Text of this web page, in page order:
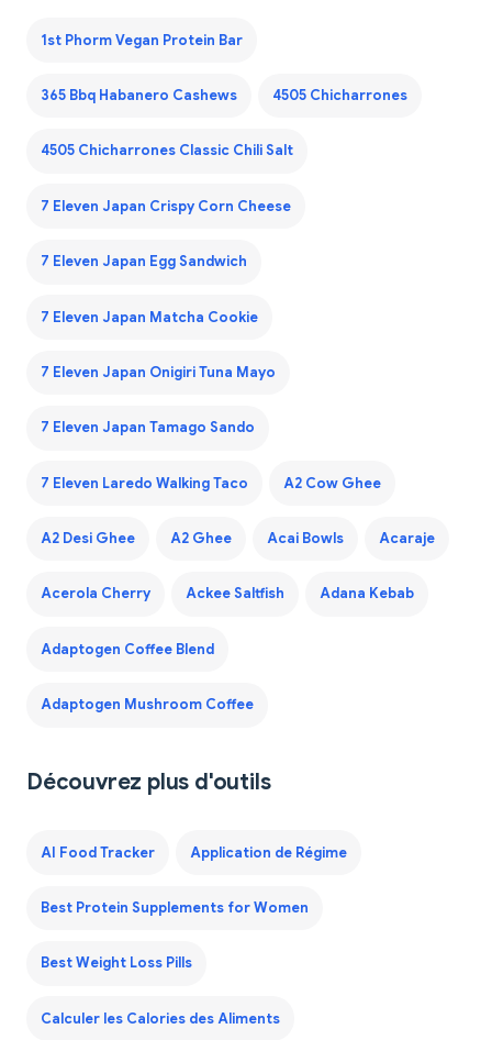
1st Phorm Vegan Protein Bar
365 Bbq Habanero Cashews 4505 Chicharrones
4505 Chicharrones Classic Chili Salt
7 Eleven Japan Crispy Corn Cheese
7 Eleven Japan Egg Sandwich
7 Eleven Japan Matcha Cookie
7 Eleven Japan Onigiri Tuna Mayo
7 Eleven Japan Tamago Sando
7 Eleven Laredo Walking Taco A2 Cow Ghee
A2 Desi Ghee A2 Ghee Acai Bowls Acaraje
Acerola Cherry Ackee Saltfish Adana Kebab
Adaptogen Coffee Blend
Adaptogen Mushroom Coffee
Découvrez plus d'outils
AI Food Tracker Application de Régime
Best Protein Supplements for Women
Best Weight Loss Pills
Calculer les Calories des Aliments